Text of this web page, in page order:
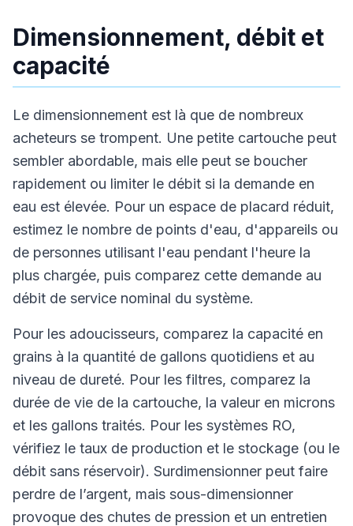
Dimensionnement, débit et
capacité
Le dimensionnement est là que de nombreux
acheteurs se trompent. Une petite cartouche peut
sembler abordable, mais elle peut se boucher
rapidement ou limiter le débit si la demande en
eau est élevée. Pour un espace de placard réduit,
estimez le nombre de points d'eau, d'appareils ou
de personnes utilisant l'eau pendant l'heure la
plus chargée, puis comparez cette demande au
débit de service nominal du système.
Pour les adoucisseurs, comparez la capacité en
grains à la quantité de gallons quotidiens et au
niveau de dureté. Pour les filtres, comparez la
durée de vie de la cartouche, la valeur en microns
et les gallons traités. Pour les systèmes RO,
vérifiez le taux de production et le stockage (ou le
débit sans réservoir). Surdimensionner peut faire
perdre de l’argent, mais sous-dimensionner
provoque des chutes de pression et un entretien